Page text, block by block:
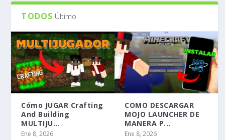
TODOS Último
Cómo JUGAR Crafting
And Building
MULTIJU...
Ene 8, 2026
COMO DESCARGAR
MOJO LAUNCHER DE
MANERA P...
Ene 8, 2026